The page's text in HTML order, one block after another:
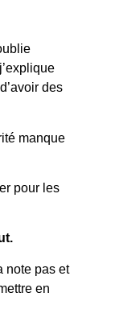
des
manque
pour les
note pas et
en